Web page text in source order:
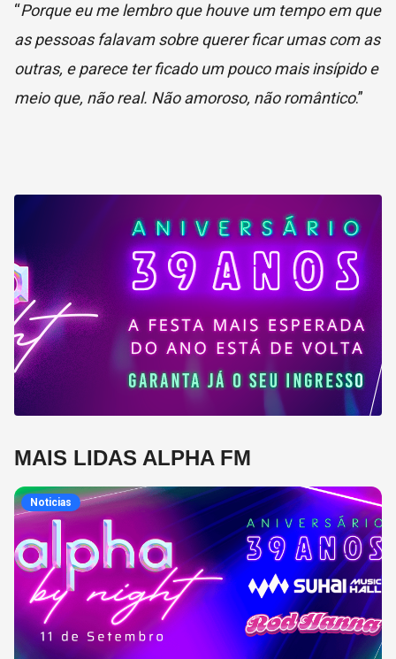
“Porque eu me lembro que houve um tempo em que
as pessoas falavam sobre querer ficar umas com as
outras, e parece ter ficado um pouco mais insípido e
meio que, não real. Não amoroso, não romântico.”
MAIS LIDAS ALPHA FM
Noticias